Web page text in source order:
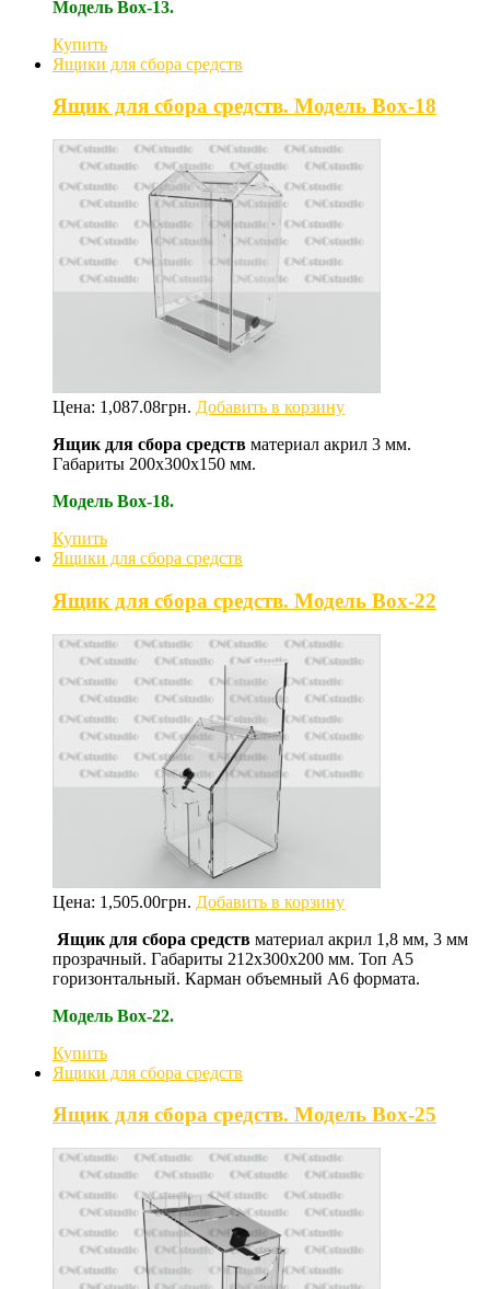
Модель Box-13.
Купить
Ящики для сбора средств
Ящик для сбора средств. Модель Box-18
Цена: 1,087.08грн. Добавить в корзину
Ящик для сбора средств материал акрил 3 мм.
Габариты 200х300х150 мм.
Модель Box-18.
Купить
Ящики для сбора средств
Ящик для сбора средств. Модель Box-22
Цена: 1,505.00грн. Добавить в корзину
Ящик для сбора средств материал акрил 1,8 мм, 3 мм
прозрачный. Габариты 212х300х200 мм. Топ А5
горизонтальный. Карман объемный А6 формата.
Модель Box-22.
Купить
Ящики для сбора средств
Ящик для сбора средств. Модель Box-25